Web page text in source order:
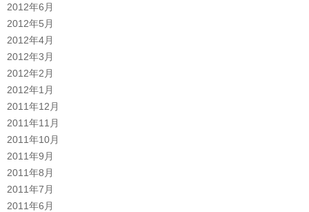
2012年6月
2012年5月
2012年4月
2012年3月
2012年2月
2012年1月
2011年12月
2011年11月
2011年10月
2011年9月
2011年8月
2011年7月
2011年6月